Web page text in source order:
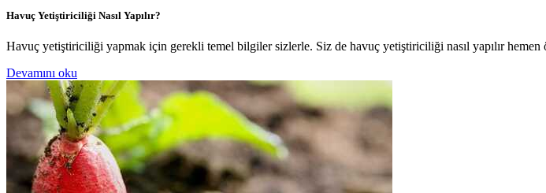
Havuç Yetiştiriciliği Nasıl Yapılır?
Havuç yetiştiriciliği yapmak için gerekli temel bilgiler sizlerle. Siz de havuç yetiştiriciliği nasıl yapılır hemen
Devamını oku